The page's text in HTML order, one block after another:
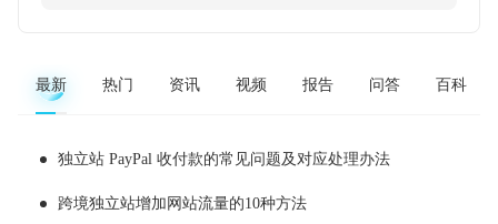
最新 热门 资讯 视频 报告 问答 百科
独立站 PayPal 收付款的常见问题及对应处理办法
跨境独立站增加网站流量的10种方法